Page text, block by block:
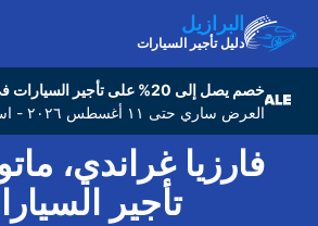
البرازيل
دليل تأجير السيارات
خصم يصل إلى 20% على تأجير السيارات في جميع أنحاء العالم
العرض ساري حتى ١١ أغسطس ٢٠٢٦ - استفد منه اليوم!
فارزيا غراندي،
تأجير